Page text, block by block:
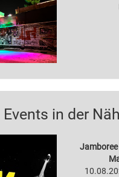
Events in der